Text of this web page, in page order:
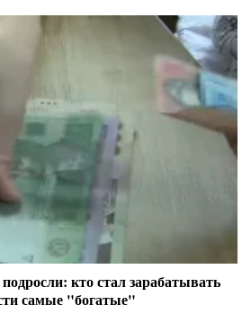
кто стал зарабатывать
самые "богатые"